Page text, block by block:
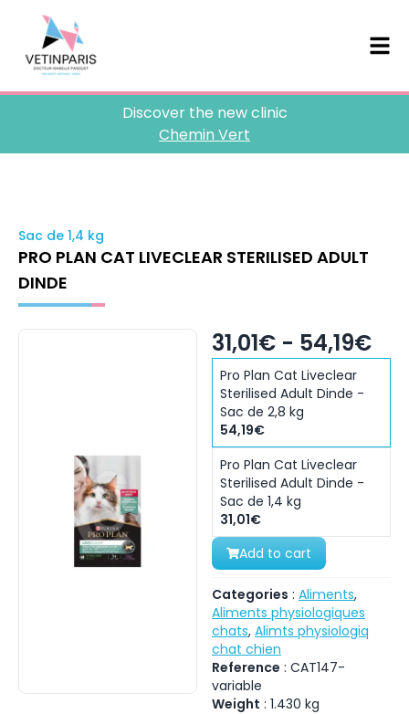
Discover the new clinic
Chemin Vert
Sac de 1,4 kg
PRO PLAN CAT LIVECLEAR STERILISED ADULT
DINDE
31,01€ - 54,19€
Pro Plan Cat Liveclear
Sterilised Adult Dinde -
Sac de 2,8 kg
54,19€
Pro Plan Cat Liveclear
Sterilised Adult Dinde -
Sac de 1,4 kg
31,01€
Add to cart
Categories : Aliments,
Aliments physiologiques
chats, Alimts physiologiq
chat chien
Reference : CAT147-
variable
Weight : 1.430 kg